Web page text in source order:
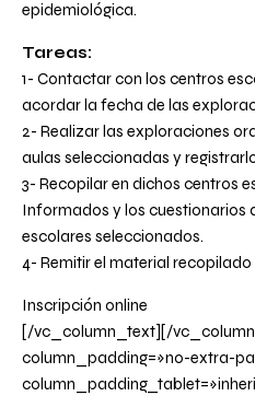
epidemiológica.
Tareas:
1- Contactar con los centros
acordar la fecha de las
2- Realizar las exploraciones
aulas seleccionadas y
3- Recopilar en dichos centros
Informados y los cuestionarios
escolares seleccionados.
4- Remitir el material
Inscripción online
[/vc_column_text][/
column_padding=»no-extra-